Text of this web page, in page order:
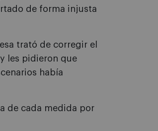
de forma injusta
trató de corregir el
les pidieron que
había
de cada medida por